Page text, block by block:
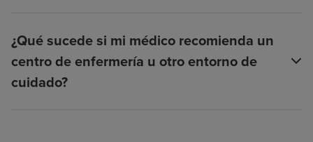
¿Qué sucede si mi médico recomienda un
centro de enfermería u otro entorno de
cuidado?